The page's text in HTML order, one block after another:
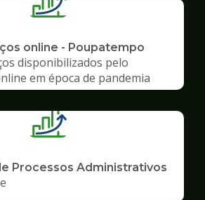
online - Poupatempo
disponibilizados pelo
em época de pandemia
Processos Administrativos